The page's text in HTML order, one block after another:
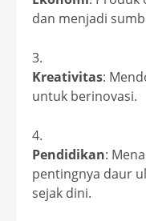
dan menjadi
Kreativitas:
untuk berinovasi.
Pendidikan:
pentingnya daur
sejak dini.